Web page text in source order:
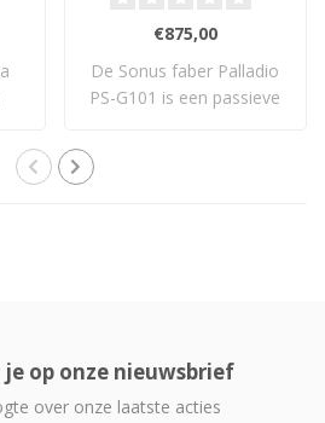
€875,00
De Sonus faber Palladio
PS-G101 is een passieve
op onze nieuwsbrief
over onze laatste acties